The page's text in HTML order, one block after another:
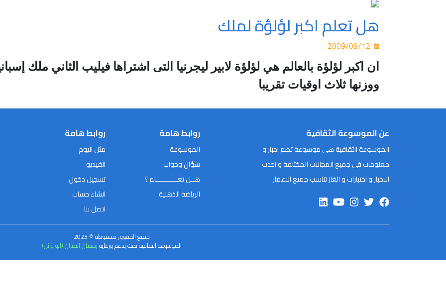
هل تعلم اكبر لؤلؤة لملك
ان اكبر لؤلؤة بالعالم هي لؤلؤة لابير ليجرنيا التى اشتراها فيليب الثاني ملك
ووزنها ثلاث اوقيات تقريبا
عن الموسوعة الثقافية
الموسوعة الثقافية هى موسوعة تضم اخبار و
معلومات فى جميع المجالات المختلفة و احدث
الاخبار و اختبارات و الغاز تناسب جميع الاعمار
روابط هامة
الموسوعة
سؤال وجواب
هــل تعـــــــــــلم ؟
الرياضة الذهنية
روابط هامة
مثل اليوم
الفيديو
تسجيل دخول
انشاء حساب
اتصل بنا
جميع الحقوق محفوظة © 2023
الموسوعة الثقافية تمت بدعم ورعايةرمضان النمران (ابو وائل)